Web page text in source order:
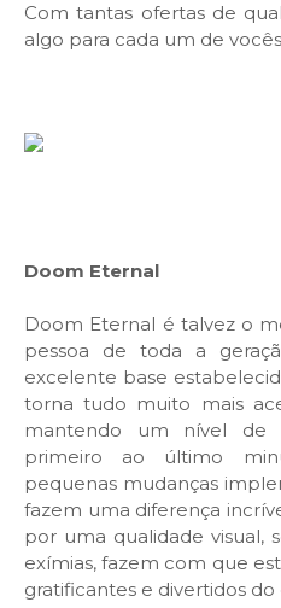
Com tantas ofertas de
algo para cada um de
Doom Eternal
Doom Eternal é talvez o
pessoa de toda a
excelente base
torna tudo muito mais
mantendo um nível de
primeiro ao último
pequenas mudanças
fazem uma diferença
por uma qualidade visual,
exímias, fazem com que
gratificantes e divertidos do